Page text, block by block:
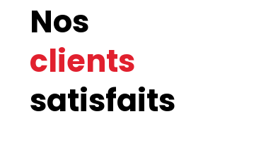
Nos
clients
satisfaits